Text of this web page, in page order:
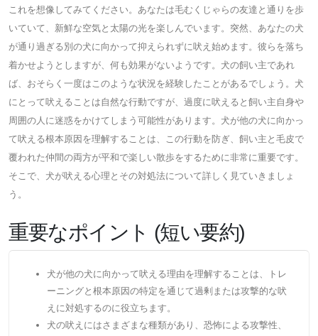
これを想像してみてください。あなたは毛むくじゃらの友達と通りを歩
いていて、新鮮な空気と太陽の光を楽しんでいます。突然、あなたの犬
が通り過ぎる別の犬に向かって抑えられずに吠え始めます。彼らを落ち
着かせようとしますが、何も効果がないようです。犬の飼い主であれ
ば、おそらく一度はこのような状況を経験したことがあるでしょう。犬
にとって吠えることは自然な行動ですが、過度に吠えると飼い主自身や
周囲の人に迷惑をかけてしまう可能性があります。犬が他の犬に向かっ
て吠える根本原因を理解することは、この行動を防ぎ、飼い主と毛皮で
覆われた仲間の両方が平和で楽しい散歩をするために非常に重要です。
そこで、犬が吠える心理とその対処法について詳しく見ていきましょ
う。
重要なポイント (短い要約)
犬が他の犬に向かって吠える理由を理解することは、トレ
ーニングと根本原因の特定を通じて過剰または攻撃的な吠
えに対処するのに役立ちます。
犬の吠えにはさまざまな種類があり、恐怖による攻撃性、